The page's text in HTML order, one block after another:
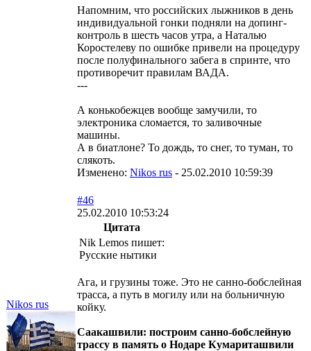
Напомним, что российских лыжников в день
индивидуальной гонки подняли на допинг-
контроль в шесть часов утра, а Наталью
Коростелеву по ошибке привели на процедуру
после полуфинального забега в спринте, что
противоречит правилам ВАДА.
---
А конькобежцев вообще замучили, то
электроника сломается, то заливочные
машины.
А в биатлоне? То дождь, то снег, то туман, то
слякоть.
Изменено: Nikоs rus - 25.02.2010 10:59:39
Nikоs rus
#46
25.02.2010 10:53:24
Цитата
Nik Lemos пишет:
Русские нытики
Ага, и грузины тоже. Это не санно-бобслейная
трасса, а путь в могилу или на больничную
койку.
Саакашвили: построим санно-бобслейную
трассу в память о Нодаре Кумариташвили